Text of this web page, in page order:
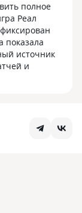
полное
Реал
показала
источник
и